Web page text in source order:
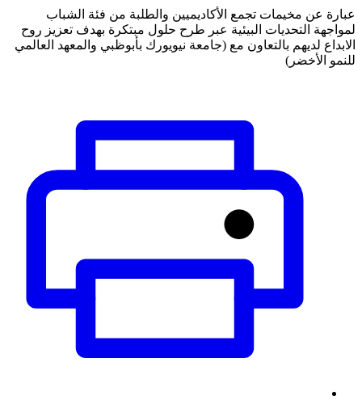
عبارة عن مخيمات تجمع الأكاديميين والطلبة من فئة الشباب
لمواجهة التحديات البيئية عبر طرح حلول مبتكرة بهدف تعزيز روح
الابداع لديهم بالتعاون مع (جامعة نيويورك بأبوظبي والمعهد العالمي
للنمو الأخضر)